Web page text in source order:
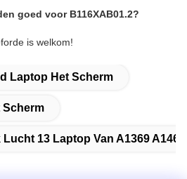
goed voor B116XAB01.2?
is welkom!
Laptop Het Scherm
Scherm
13 Laptop Van A1369